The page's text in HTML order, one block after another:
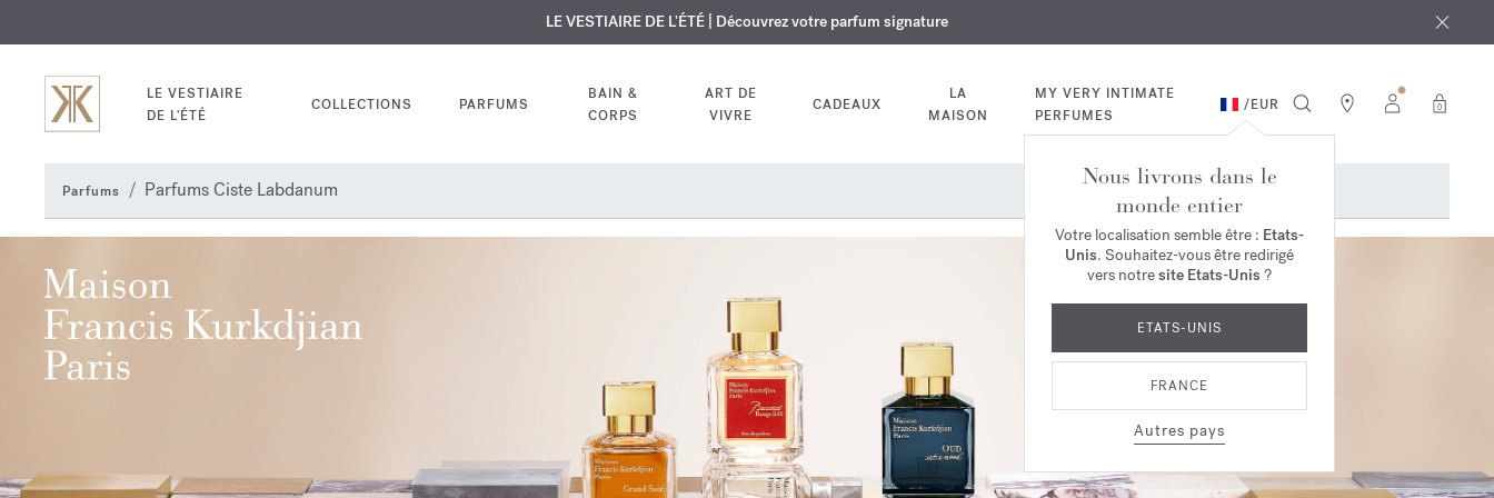
EXCLUSIF | Découvrez le nouveau parfum OUDvelvet mooddans votre commande*
GRAVURE OFFERTE | Sur tous les parfums et huiles pour le corps jusqu'au 9 août
LE VESTIAIRE DE L'ÉTÉ | Découvrez votre parfum signature
LE VESTIAIRE
DE L'ÉTÉ
COLLECTIONS PARFUMS
BAIN &
CORPS
ART DE
VIVRE
CADEAUX
LA
MAISON
MY VERY INTIMATE
PERFUMES
/EUR 0
Nous livrons dans le
monde entier
Votre localisation semble être : Etats-
Unis. Souhaitez-vous être redirigé
vers notresite Etats-Unis ?
ETATS-UNIS
FRANCE
Autres pays
Parfums Parfums Ciste Labdanum